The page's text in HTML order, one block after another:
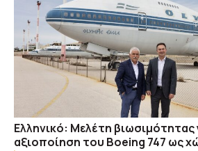
Ελληνικό: Μελέτη βιωσιμότητας
αξιοποίηση του Boeing 747 ως